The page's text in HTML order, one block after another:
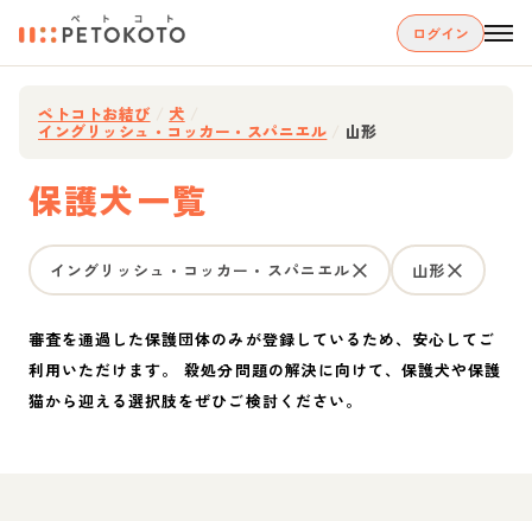
ログイン
ペトコトお結び 犬
イングリッシュ・コッカー・スパニエル 山形
保護犬一覧
イングリッシュ・コッカー・スパニエル 山形
審査を通過した保護団体のみが登録しているため、安心してご
利用いただけます。 殺処分問題の解決に向けて、保護犬や保護
猫から迎える選択肢をぜひご検討ください。